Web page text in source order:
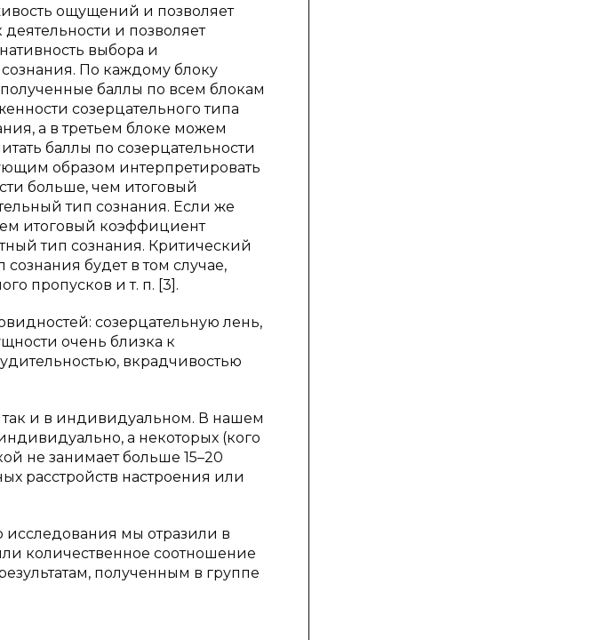
ощущений и позволяет
и позволяет
выбора и
По каждому блоку
баллы по всем блокам
созерцательного типа
а в третьем блоке можем
баллы по созерцательности
образом интерпретировать
больше, чем итоговый
тип сознания. Если же
итоговый коэффициент
тип сознания. Критический
будет в том случае,
пропусков и т. п. [3].
созерцательную лень,
очень близка к
вкрадчивостью
так и в индивидуальном. В нашем
а некоторых (кого
не занимает больше 15–20
расстройств настроения или
исследования мы отразили в
количественное соотношение
полученным в группе